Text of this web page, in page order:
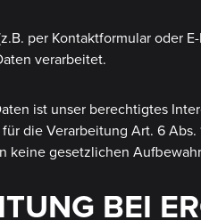
per Kontaktformular
verarbeitet.
ist unser berechtigtes
die Verarbeitung Art. 6
keine gesetzlichen
BEI